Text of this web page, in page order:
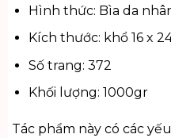
Hình thức: Bìa da
Kích thước: khổ 16 x
Số trang: 372
Khối lượng: 1000gr
Tác phẩm này có các